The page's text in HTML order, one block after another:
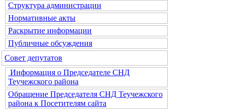
Структура администрации
Нормативные акты
Раскрытие информации
Публичные обсуждения
Совет депутатов
Информация о Председателе СНД
Теучежского района
Обращение Председателя СНД Теучежского
района к Посетителям сайта